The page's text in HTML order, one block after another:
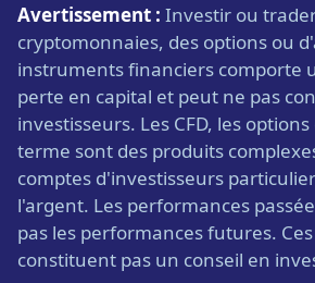
Avertissement : Investir ou
cryptomonnaies, des options ou
instruments financiers comporte
perte en capital et peut ne pas
investisseurs. Les CFD, les
terme sont des produits
comptes d'investisseurs
l'argent. Les performances
pas les performances futures.
constituent pas un conseil en